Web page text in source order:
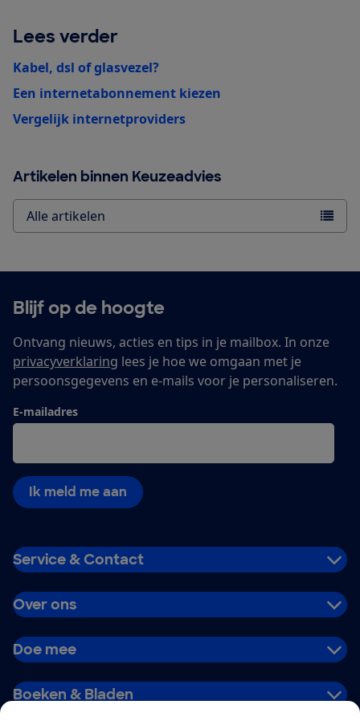
Lees verder
Kabel, dsl of glasvezel?
Een internetabonnement kiezen
Vergelijk internetproviders
Artikelen binnen Keuzeadvies
Alle artikelen
Blijf op de hoogte
Ontvang nieuws, acties en tips in je mailbox. In onze
privacyverklaring lees je hoe we omgaan met je
persoonsgegevens en e-mails voor je personaliseren.
E-mailadres
Ik meld me aan
Service & Contact
Over ons
Doe mee
Boeken & Bladen